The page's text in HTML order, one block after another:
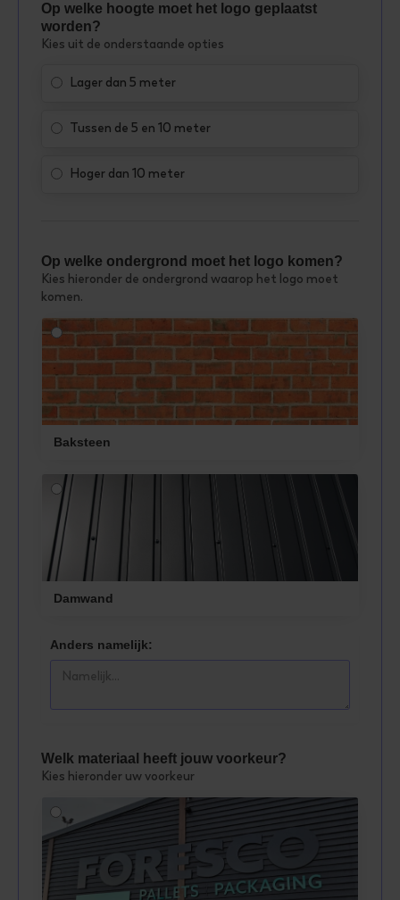
Op welke hoogte moet het logo geplaatst
worden?
Kies uit de onderstaande opties
Lager dan 5 meter
Tussen de 5 en 10 meter
Hoger dan 10 meter
Op welke ondergrond moet het logo komen?
Kies hieronder de ondergrond waarop het logo moet
komen.
Baksteen
Damwand
Anders namelijk:
Welk materiaal heeft jouw voorkeur?
Kies hieronder uw voorkeur